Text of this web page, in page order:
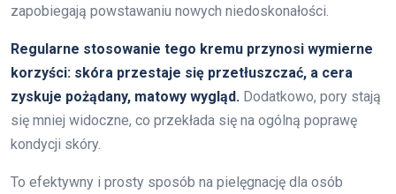
zapobiegają powstawaniu nowych niedoskonałości.
Regularne stosowanie tego kremu przynosi wymierne
korzyści: skóra przestaje się przetłuszczać, a cera
zyskuje pożądany, matowy wygląd. Dodatkowo, pory stają
się mniej widoczne, co przekłada się na ogólną poprawę
kondycji skóry.
To efektywny i prosty sposób na pielęgnację dla osób